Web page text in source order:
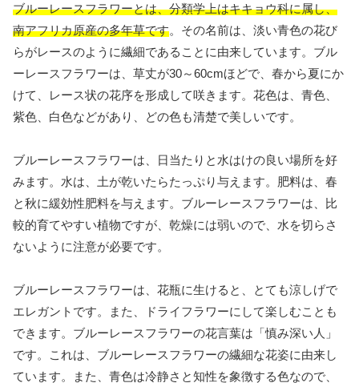
ブルーレースフラワーとは、分類学上はキキョウ科に属し、
南アフリカ原産の多年草です。その名前は、淡い青色の花び
らがレースのように繊細であることに由来しています。ブル
ーレースフラワーは、草丈が30～60cmほどで、春から夏にか
けて、レース状の花序を形成して咲きます。花色は、青色、
紫色、白色などがあり、どの色も清楚で美しいです。
ブルーレースフラワーは、日当たりと水はけの良い場所を好
みます。水は、土が乾いたらたっぷり与えます。肥料は、春
と秋に緩効性肥料を与えます。ブルーレースフラワーは、比
較的育てやすい植物ですが、乾燥には弱いので、水を切らさ
ないように注意が必要です。
ブルーレースフラワーは、花瓶に生けると、とても涼しげで
エレガントです。また、ドライフラワーにして楽しむことも
できます。ブルーレースフラワーの花言葉は「慎み深い人」
です。これは、ブルーレースフラワーの繊細な花姿に由来し
ています。また、青色は冷静さと知性を象徴する色なので、